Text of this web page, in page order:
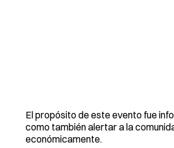
El propósito de este evento fue
como también alertar a la
económicamente.